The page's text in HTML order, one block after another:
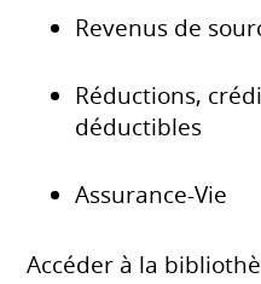
Revenus de
Réductions,
déductibles
Assurance-Vie
Accéder à la